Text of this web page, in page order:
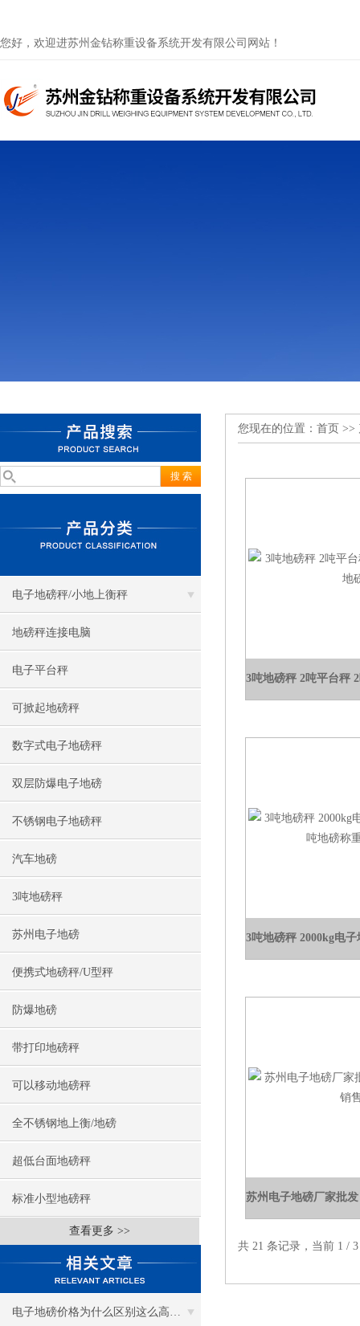
您好，欢迎进苏州金钻称重设备系统开发有限公司网站！
电子地磅秤/小地上衡秤
地磅秤连接电脑
电子平台秤
可掀起地磅秤
数字式电子地磅秤
双层防爆电子地磅
不锈钢电子地磅秤
汽车地磅
3吨地磅秤
苏州电子地磅
便携式地磅秤/U型秤
防爆地磅
带打印地磅秤
可以移动地磅秤
全不锈钢地上衡/地磅
超低台面地磅秤
标准小型地磅秤
查看更多 >>
电子地磅价格为什么区别这么高？金钻来告诉你
您现在的位置： 首页 >>
共 21 条记录，当前 1